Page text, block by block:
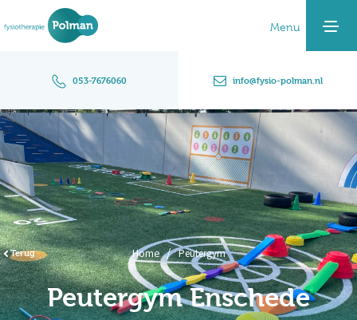
Home
Pijnklachten
Specialisaties
Specialisaties
Fysiotherapie
Manuele therapie
Psychosomatische fysiotherapie
053-7676060 info@fysio-polman.nl
Terug Home Peutergym
Peutergym Enschede